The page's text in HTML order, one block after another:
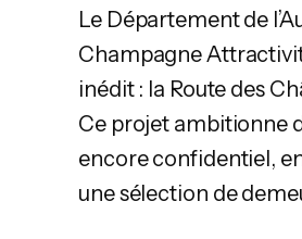
Le Département de
Champagne
inédit : la Route des
Ce projet ambitionne
encore confidentiel,
une sélection de